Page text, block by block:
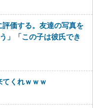
価する。友達の写真を
」「この子は彼氏でき
くれｗｗｗ